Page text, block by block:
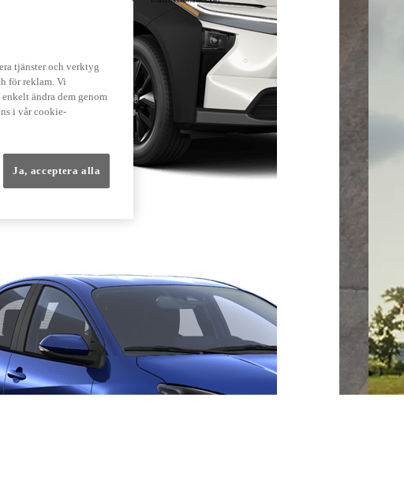
tjänster och verktyg
för reklam. Vi
ändra dem genom
i vår cookie-
Ja, acceptera alla